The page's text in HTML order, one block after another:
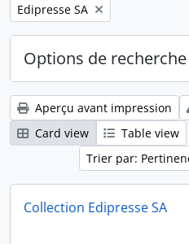
Remove filter:
Edipresse SA
Options de
Aperçu avant impression
Card view
Table view
Trier par:
Collection Edipresse SA